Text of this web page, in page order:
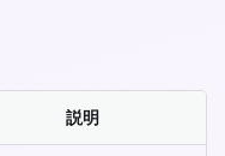
説明